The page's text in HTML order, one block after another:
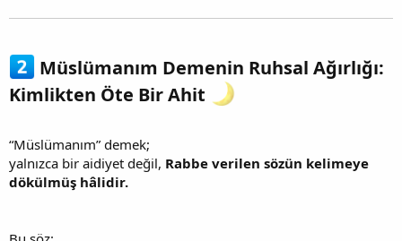
Müslümanım Demenin Ruhsal Ağırlığı:
Kimlikten Öte Bir Ahit
“Müslümanım” demek;
yalnızca bir aidiyet değil, Rabbe verilen sözün kelimeye
dökülmüş hâlidir.